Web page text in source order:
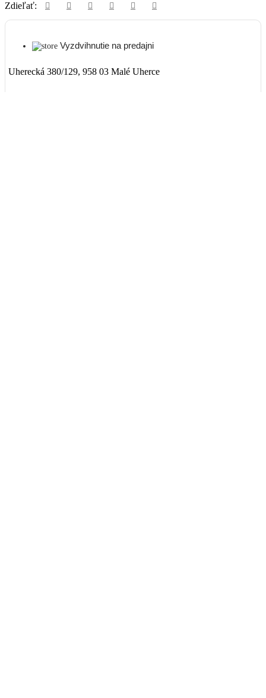
Zdieľať:
Vyzdvihnutie na predajni
Uherecká 380/129, 958 03 Malé Uherce